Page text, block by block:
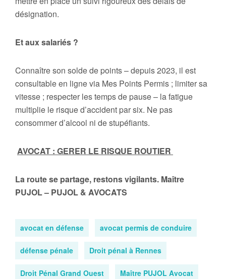
désignation.
Et aux salariés ?
Connaître son solde de points – depuis 2023, il est
consultable en ligne via Mes Points Permis ; limiter sa
vitesse ; respecter les temps de pause – la fatigue
multiplie le risque d’accident par six. Ne pas
consommer d’alcool ni de stupéfiants.
AVOCAT : GERER LE RISQUE ROUTIER
La route se partage, restons vigilants. Maître
PUJOL – PUJOL & AVOCATS
avocat en défense avocat permis de conduire
défense pénale Droit pénal à Rennes
Droit Pénal Grand Ouest Maître PUJOL Avocat